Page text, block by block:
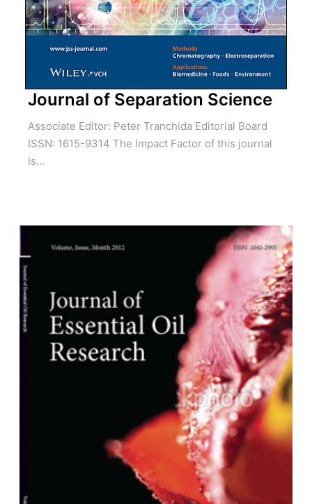
Journal of Separation Science
Associate Editor: Peter Tranchida Editorial Board
ISSN: 1615-9314 The Impact Factor of this journal
is...